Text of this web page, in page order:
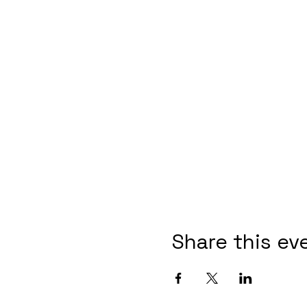
Share this